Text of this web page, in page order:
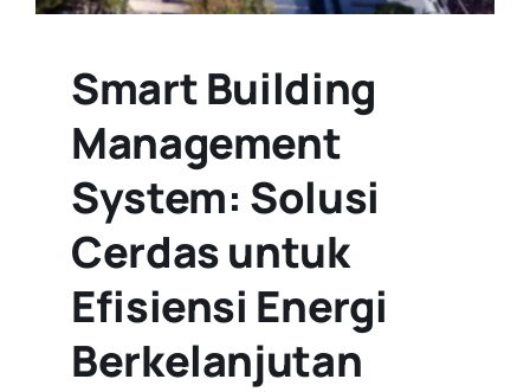
Smart Building
Management
System: Solusi
Cerdas untuk
Efisiensi Energi
Berkelanjutan